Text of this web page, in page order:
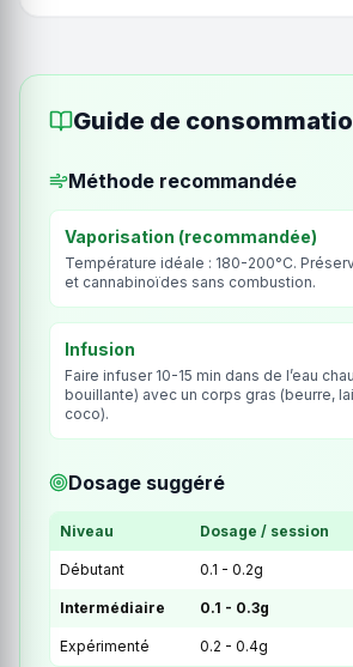
Guide de
Méthode recommandée
Vaporisation (recommandée)
Température idéale : 180-200°C.
et cannabinoïdes sans combustion.
Infusion
Faire infuser 10-15 min dans de l’eau
bouillante) avec un corps gras (beurre,
coco).
Dosage suggéré
Niveau Dosage / session
Débutant 0.1 - 0.2g
Intermédiaire 0.1 - 0.3g
Expérimenté 0.2 - 0.4g